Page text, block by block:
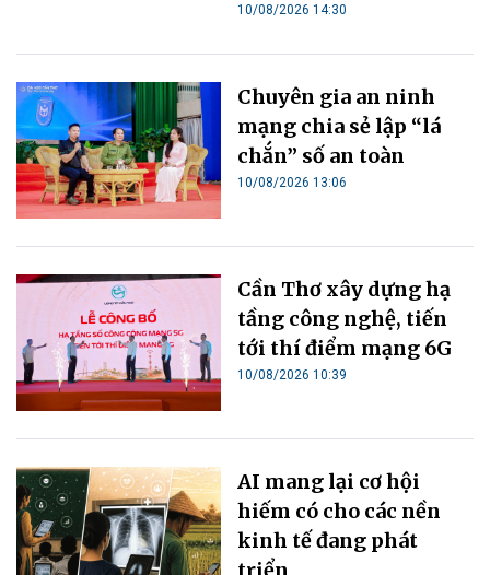
10/08/2026 14:30
Chuyên gia an ninh
mạng chia sẻ lập “lá
chắn” số an toàn
10/08/2026 13:06
Cần Thơ xây dựng hạ
tầng công nghệ, tiến
tới thí điểm mạng 6G
10/08/2026 10:39
AI mang lại cơ hội
hiếm có cho các nền
kinh tế đang phát